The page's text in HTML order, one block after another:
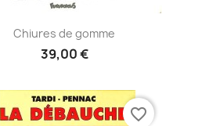
Aperçu rapide
Chiures de gomme
39,00 €
favorite_border